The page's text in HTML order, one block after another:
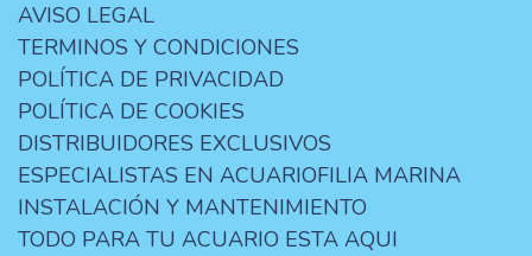
AVISO LEGAL
TERMINOS Y CONDICIONES
POLÍTICA DE PRIVACIDAD
POLÍTICA DE COOKIES
DISTRIBUIDORES EXCLUSIVOS
ESPECIALISTAS EN ACUARIOFILIA MARINA
INSTALACIÓN Y MANTENIMIENTO
TODO PARA TU ACUARIO ESTA AQUI